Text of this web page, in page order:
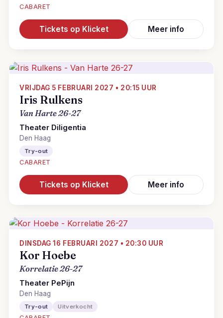
CABARET
Tickets op Klicket Meer info
VRIJDAG 5 FEBRUARI 2027 • 20:15 UUR
Iris Rulkens
Van Harte 26-27
Theater Diligentia
Den Haag
Try-out
CABARET
Tickets op Klicket Meer info
DINSDAG 16 FEBRUARI 2027 • 20:30 UUR
Kor Hoebe
Korrelatie 26-27
Theater PePijn
Den Haag
Try-out Uitverkocht